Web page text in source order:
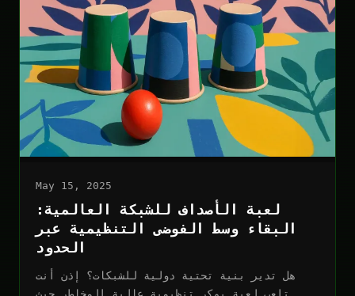
May 15, 2025
لعبة الأصداف للشبكة العالمية:
البقاء وسط الفوضى التنظيمية عبر
الحدود
هل تدير بنية تحتية دولية للشبكات؟ إذن أنت